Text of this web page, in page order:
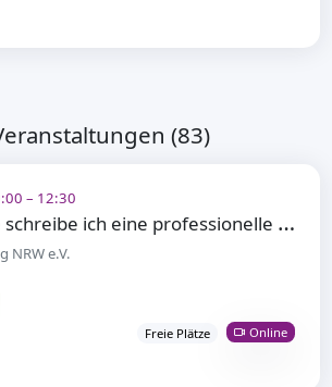
(83)
– 12:30
S
chlaglicht: Wie schreibe ich eine professionelle Pressemitteilung?
NRW e.V.
Freie Plätze Online